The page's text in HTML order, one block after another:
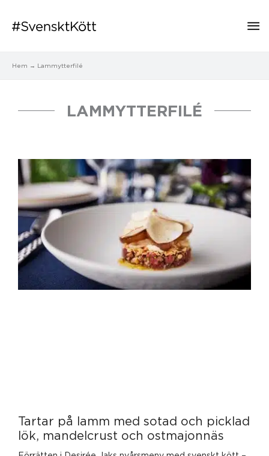
Hem Lammytterfilé
LAMMYTTERFILÉ
Tartar på lamm med sotad och picklad
lök, mandelcrust och ostmajonnäs